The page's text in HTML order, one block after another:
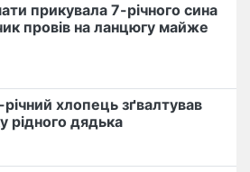
прикувала 7-річного сина
провів на ланцюгу майже
хлопець​ ️зґвалтував
рідного дядька